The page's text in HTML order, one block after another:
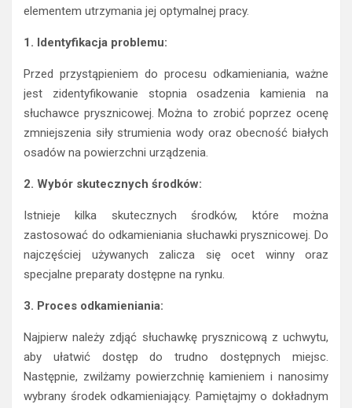
elementem utrzymania jej optymalnej pracy.
1. Identyfikacja problemu:
Przed przystąpieniem do procesu odkamieniania, ważne
jest zidentyfikowanie stopnia osadzenia kamienia na
słuchawce prysznicowej. Można to zrobić poprzez ocenę
zmniejszenia siły strumienia wody oraz obecność białych
osadów na powierzchni urządzenia.
2. Wybór skutecznych środków:
Istnieje kilka skutecznych środków, które można
zastosować do odkamieniania słuchawki prysznicowej. Do
najczęściej używanych zalicza się ocet winny oraz
specjalne preparaty dostępne na rynku.
3. Proces odkamieniania:
Najpierw należy zdjąć słuchawkę prysznicową z uchwytu,
aby ułatwić dostęp do trudno dostępnych miejsc.
Następnie, zwilżamy powierzchnię kamieniem i nanosimy
wybrany środek odkamieniający. Pamiętajmy o dokładnym